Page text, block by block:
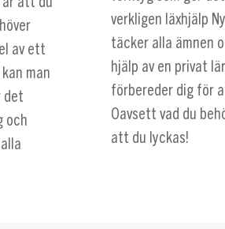
av ett
man
det
och
verkligen läxhjälp
täcker alla ämnen
hjälp av en privat
förbereder dig för
Oavsett vad du
att du lyckas!